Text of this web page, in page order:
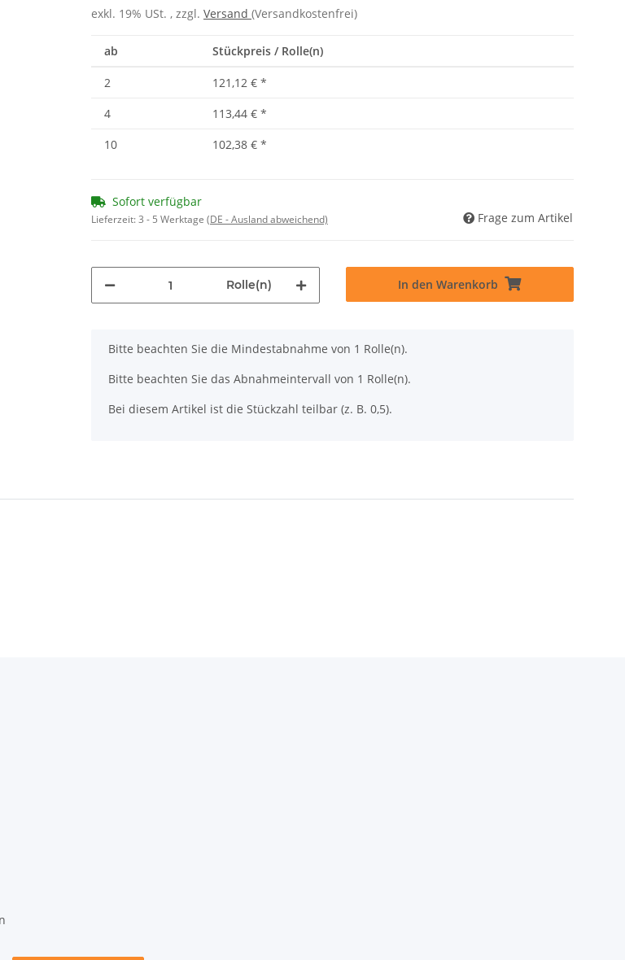
exkl. 19% USt. , zzgl. Versand (Versandkostenfrei)
ab Stückpreis / Rolle(n)
2 121,12 € *
4
113,44 € *
10
102,38 € *
Sofort verfügbar
Lieferzeit:3 - 5 Werktage (DE - Ausland abweichend) Frage zum Artikel
Rolle(n) In den Warenkorb
x
Bitte beachten Sie die Mindestabnahme von 1 Rolle(n).
Bitte beachten Sie das Abnahmeintervall von 1 Rolle(n).
Bei diesem Artikel ist die Stückzahl teilbar (z. B. 0,5).